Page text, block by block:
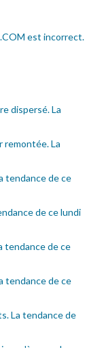
est incorrect.
dispersé. La
remontée. La
tendance de ce
de ce lundi
tendance de ce
tendance de ce
La tendance de